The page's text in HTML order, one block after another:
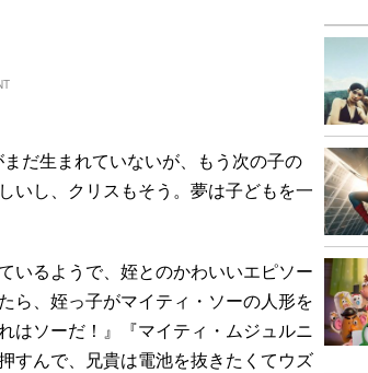
だ生まれていないが、もう次の子の
いし、クリスもそう。夢は子どもを一
いるようで、姪とのかわいいエピソー
ら、姪っ子がマイティ・ソーの人形を
はソーだ！』『マイティ・ムジュルニ
すんで、兄貴は電池を抜きたくてウズ